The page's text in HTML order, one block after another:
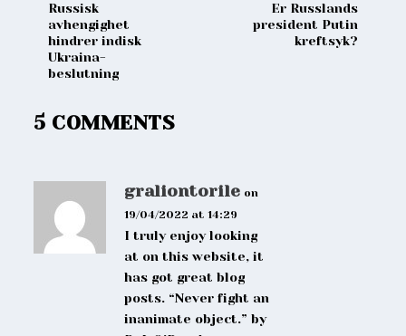
Russisk
avhengighet
hindrer indisk
Ukraina-
beslutning
Er Russlands
president Putin
kreftsyk?
5 COMMENTS
graliontorile on
19/04/2022 at 14:29
I truly enjoy looking
at on this website, it
has got great blog
posts. “Never fight an
inanimate object.” by